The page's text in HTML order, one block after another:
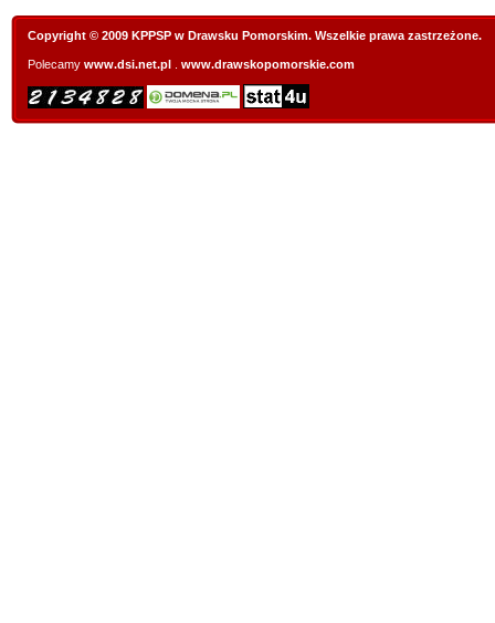
Copyright © 2009 KPPSP w Drawsku Pomorskim. Wszelkie prawa zastrzeżone.
Polecamy www.dsi.net.pl www.drawskopomorskie.com